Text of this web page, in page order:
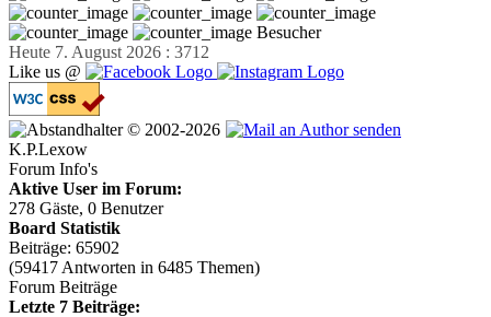
Besucher
Heute 7. August 2026 : 3712
Like us @
© 2002-2026
K.P.Lexow
Forum Info's
Aktive User im Forum:
278 Gäste, 0 Benutzer
Board Statistik
Beiträge: 65902
(59417 Antworten in 6485 Themen)
Forum Beiträge
Letzte 7 Beiträge: